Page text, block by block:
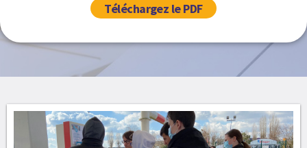
Téléchargez le PDF